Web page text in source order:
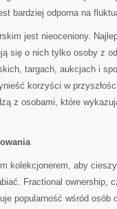
bardziej odporna na
jest nieoceniony.
się o nich tylko osoby z
targach, aukcjach i
korzyści w
z osobami, które
kolekcjonerem, aby
Fractional ownership,
popularność wśród osób